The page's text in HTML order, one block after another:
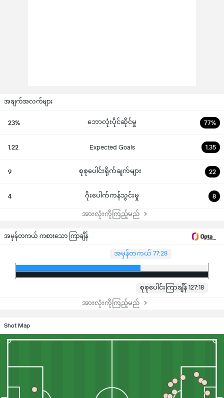
အချက်အလက်များ
23% ဘောလုံးပိုင်ဆိုင်မှု 77%
1.22 Expected Goals 1.35
9 စုစုပေါင်းရိုက်ချက်များ 22
4 ဂိုးပေါက်ကန်သွင်းမှု 8
အားလုံးကိုကြည့်မည်
အမှန်တကယ် ကစားသော ကြာချိန်
အမှန်တကယ် 77:28
စုစုပေါင်းကြာချိန် 127:18
အားလုံးကိုကြည့်မည်
Shot Map